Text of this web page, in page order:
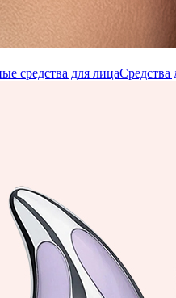
средства для лицаСредства